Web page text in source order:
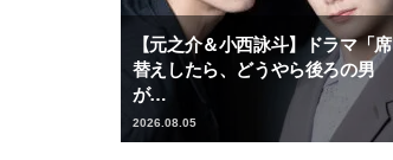
【元之介＆小西詠斗】ドラマ「席
替えしたら、どうやら後ろの男
が…
2026.08.05